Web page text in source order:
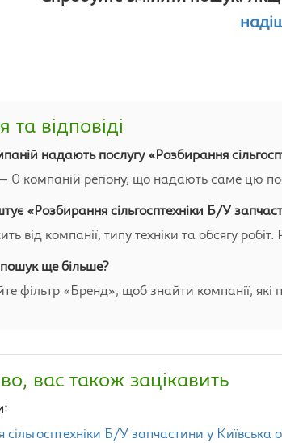
та відповіді
надають послугу «Розбирання
0 компаній регіону, що надають саме цю
«Розбирання сільгосптехніки Б/У
від компанії, типу техніки та обсягу
ще більше?
фільтр «Бренд», щоб знайти компанії,
вас також зацікавить
сільгосптехніки Б/У запчастини у Київська